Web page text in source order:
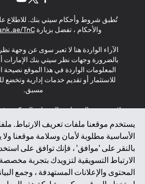
يستخدم موقعنا ملفات تعريف الارتباط.
الأساسية مطلوبة لأمان وسلامة موقعنا
بالنقر على 'موافق' ، فإنك توافق على
الارتباط التسويقية لتزويدك بتجربة
المحتوى والإعلانات المستهدفة ، وجمع
تُطبق شروط وأحكام سيتي بنك. للاطلاع
والأحكام ، تفضل بزيارةTnC
الآراء الواردة هنا لا تعبر سوى عن وجهة
بالضرورة وجهات نظر سيتي بنك الإمارات
المعلومات الواردة في هذا الموقع نصيحة
للاستثمار أو تقديم خدمات إدارية وتخضع
مسبق.
لا يتم تقديم المنتجات والخدمات المذكورة
المقيمين في الاتحاد الأوروبي أو المنطقة
سويسرا أو غيرنسي أو جيرسي أو موناكو
الفاتيكان أو جزيرة مان أو المملكة
(لائحة حماية البيانات العامة \ قانون
العامة \ قانون خصوصية نيوزيلندا).
الصفحة ليس ولا ينبغي تفسيره على أنه
لشراء أو بيع أي من المنتجات والخدمات